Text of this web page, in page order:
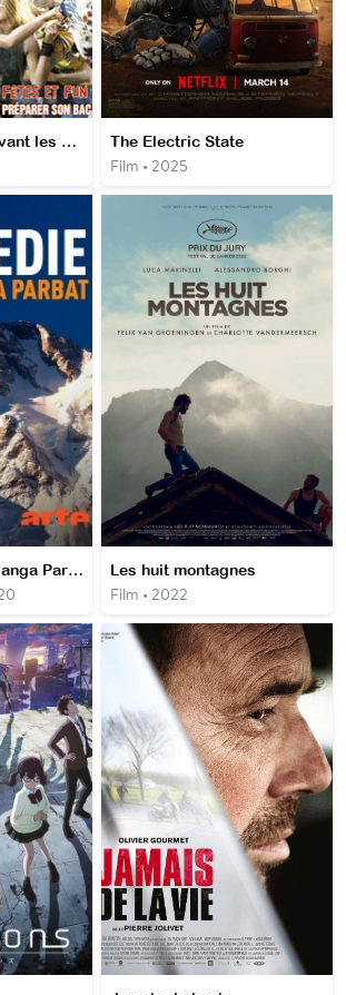
Dernières nuits avant les exams The Electric State
Film • 2025
Tragédie sur le Nanga Parbat Les huit montagnes
Film • 2022